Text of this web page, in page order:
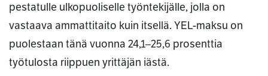
pestatulle ulkopuoliselle työntekijälle, jolla on
vastaava ammattitaito kuin itsellä. YEL-maksu on
puolestaan tänä vuonna 24,1–25,6 prosenttia
työtulosta riippuen yrittäjän iästä.